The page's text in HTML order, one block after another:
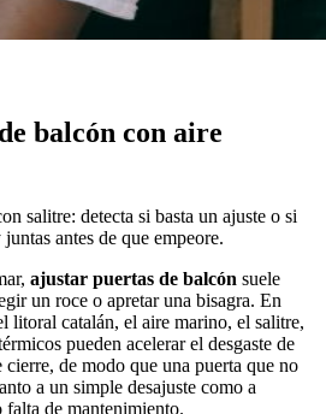
balcón con aire
salitre: detecta si basta un ajuste o si
antes de que empeore.
ajustar puertas de balcón suele
un roce o apretar una bisagra. En
litoral catalán, el aire marino, el salitre,
pueden acelerar el desgaste de
de modo que una puerta que no
a un simple desajuste como a
de mantenimiento.